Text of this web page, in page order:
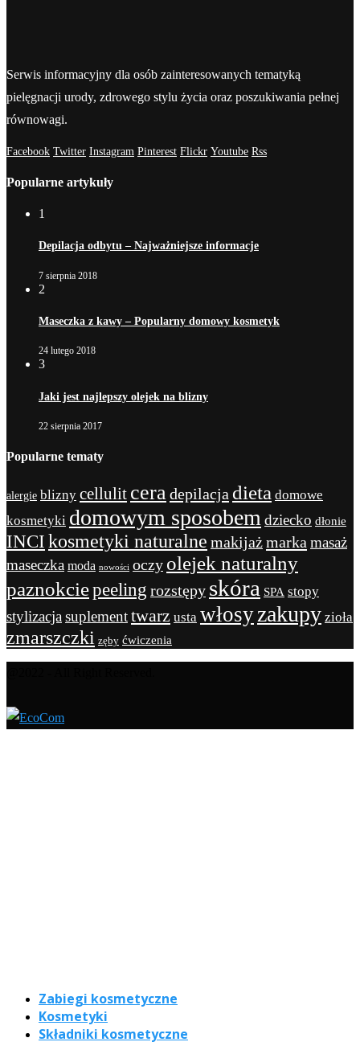
Serwis informacyjny dla osób zainteresowanych tematyką
pielęgnacji urody, zdrowego stylu życia oraz poszukiwania pełnej
równowagi.
Facebook Twitter Instagram Pinterest Flickr Youtube Rss
Popularne artykuły
1
Depilacja odbytu – Najważniejsze informacje
7 sierpnia 2018
2
Maseczka z kawy – Popularny domowy kosmetyk
24 lutego 2018
3
Jaki jest najlepszy olejek na blizny
22 sierpnia 2017
Popularne tematy
alergie blizny cellulit ceradepilacja dieta domowe
kosmetyki domowym sposobemdziecko dłonie
INCI kosmetyki naturalne makijażmarka masaż
maseczka moda nowości oczy olejek naturalny
paznokciepeeling rozstępy skóra SPA stopy
stylizacjasuplementtwarz usta włosyzakupy zioła
zmarszczki zęby ćwiczenia
Zabiegi kosmetyczne
Kosmetyki
Składniki kosmetyczne